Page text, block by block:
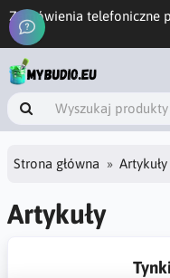
Zamówienia telefoniczne
Strona główna Artykuły
Artykuły